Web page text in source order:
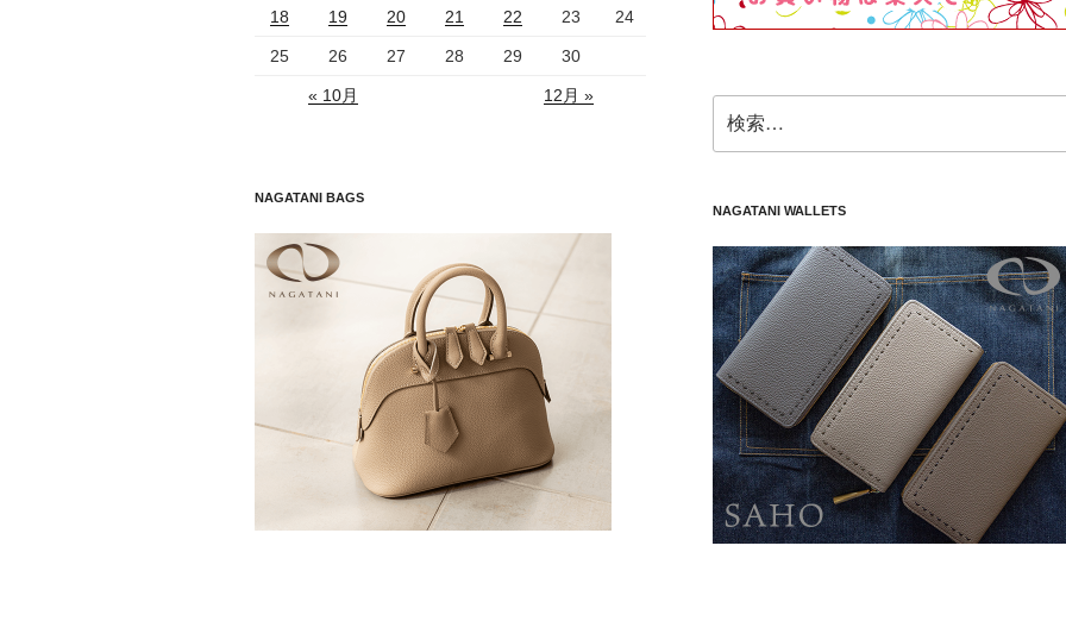
18 19 20 21 22 23 24
25 26 27 28 29 30
« 10月 12月 »
NAGATANI BAGS
索:
NAGATANI WALLETS